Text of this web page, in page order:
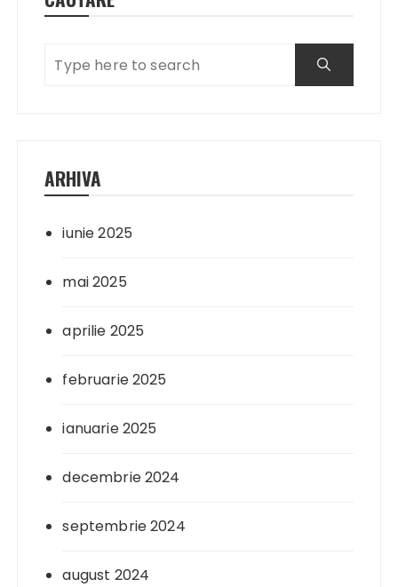
ARHIVA
iunie 2025
mai 2025
aprilie 2025
februarie 2025
ianuarie 2025
decembrie 2024
septembrie 2024
august 2024